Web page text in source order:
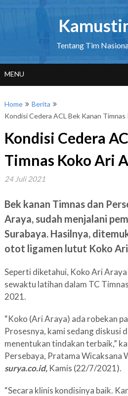
Tentang Tim
MENU
Home
Berita
Kondisi Cedera ACL Bek Kanan Timnas
Kondisi Cedera
Timnas Koko Ari
24 Juli 2021
Bek kanan Timnas dan
Araya, sudah menjalani
Surabaya. Hasilnya,
otot ligamen lutut Koko
Seperti diketahui, Koko Ari
sewaktu latihan dalam TC
2021.
“Koko (Ari Araya) ada robekan
Prosesnya, kami sedang diskusi
menentukan tindakan terbaik,”
Persebaya, Pratama Wicaksana
surya.co.id, Kamis (22/7/2021).
“Secara klinis kondisinya baik.